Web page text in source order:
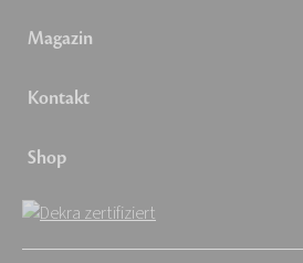
Magazin
Kontakt
Shop